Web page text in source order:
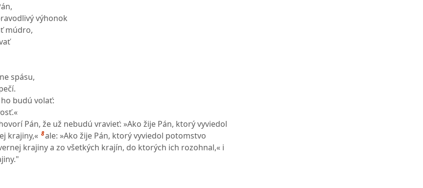
výhonok
múdro,
spásu,
budú volať:
Pán, že už nebudú vravieť: »Ako žije Pán, ktorý vyviedol
krajiny,« 8ale: »Ako žije Pán, ktorý vyviedol potomstvo
krajiny a zo všetkých krajín, do ktorých ich rozohnal,« i